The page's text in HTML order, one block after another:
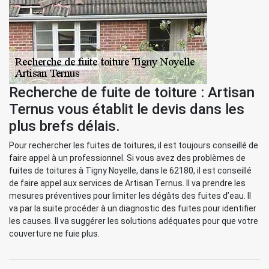
Recherche de fuite de toiture : Artisan
Ternus vous établit le devis dans les
plus brefs délais.
Pour rechercher les fuites de toitures, il est toujours conseillé de
faire appel à un professionnel. Si vous avez des problèmes de
fuites de toitures à Tigny Noyelle, dans le 62180, il est conseillé
de faire appel aux services de Artisan Ternus. Il va prendre les
mesures préventives pour limiter les dégâts des fuites d’eau. Il
va par la suite procéder à un diagnostic des fuites pour identifier
les causes. Il va suggérer les solutions adéquates pour que votre
couverture ne fuie plus.